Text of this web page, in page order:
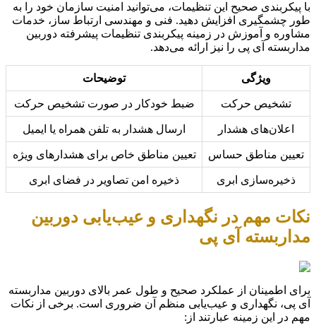
با پیکربندی صحیح این تنظیمات، می‌توانید امنیت سازمان خود را به
طور چشمگیری افزایش دهید. فنی و مهندسی ارتباط ساز، خدمات
مشاوره و آموزش در زمینه پیکربندی تنظیمات پیشرفته دوربین
مداربسته آی پی را نیز ارائه می‌دهد.
ویژگی توضیحات
تشخیص حرکت ضبط خودکار در صورت تشخیص حرکت
اعلان‌های هشدار ارسال هشدار به تلفن همراه یا ایمیل
تعیین مناطق حساس تعیین مناطق خاص برای هشدارهای ویژه
ذخیره‌سازی ابری ذخیره امن تصاویر در فضای ابری
نکات مهم در نگهداری و عیب‌یابی دوربین
مداربسته آی پی
برای اطمینان از عملکرد صحیح و طول عمر بالای دوربین مداربسته
آی پی، نگهداری و عیب‌یابی منظم آن ضروری است. برخی از نکات
مهم در این زمینه عبارتند از: